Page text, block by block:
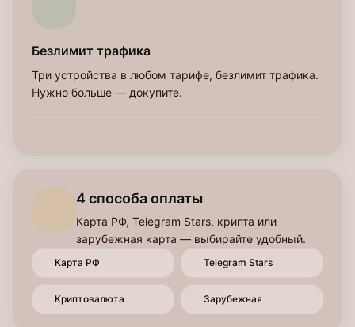
Безлимит трафика
Три устройства в любом тарифе, безлимит трафика.
Нужно больше — докупите.
4 способа оплаты
Карта РФ, Telegram Stars, крипта или
зарубежная карта — выбирайте удобный.
Карта РФ Telegram Stars
Криптовалюта Зарубежная